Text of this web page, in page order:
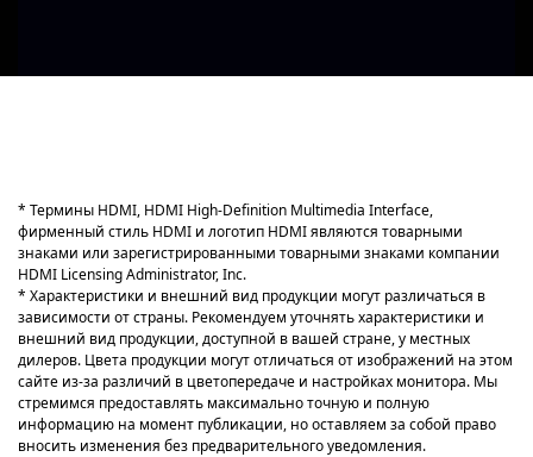
* Термины HDMI, HDMI High-Definition Multimedia Interface,
фирменный стиль HDMI и логотип HDMI являются товарными
знаками или зарегистрированными товарными знаками компании
HDMI Licensing Administrator, Inc.
* Характеристики и внешний вид продукции могут различаться в
зависимости от страны. Рекомендуем уточнять характеристики и
внешний вид продукции, доступной в вашей стране, у местных
дилеров. Цвета продукции могут отличаться от изображений на этом
сайте из-за различий в цветопередаче и настройках монитора. Мы
стремимся предоставлять максимально точную и полную
информацию на момент публикации, но оставляем за собой право
вносить изменения без предварительного уведомления.